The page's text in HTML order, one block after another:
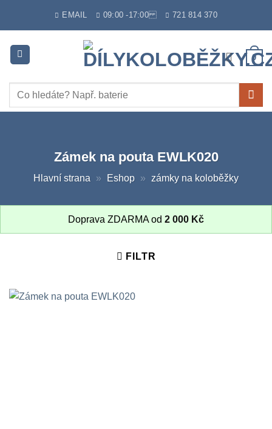
EMAIL 09:00 -17:00 721 814 370
0
Hledat:
Zámek na pouta EWLK020
Hlavní strana » Eshop » zámky na koloběžky
Doprava ZDARMA od 2 000 Kč
FILTR